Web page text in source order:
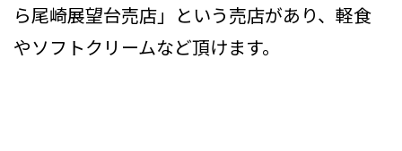
ら尾崎展望台売店」という売店があり、軽食
やソフトクリームなど頂けます。